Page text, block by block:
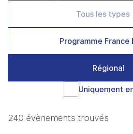
Programme France
Régional
Uniquement
240 évènements trouvés